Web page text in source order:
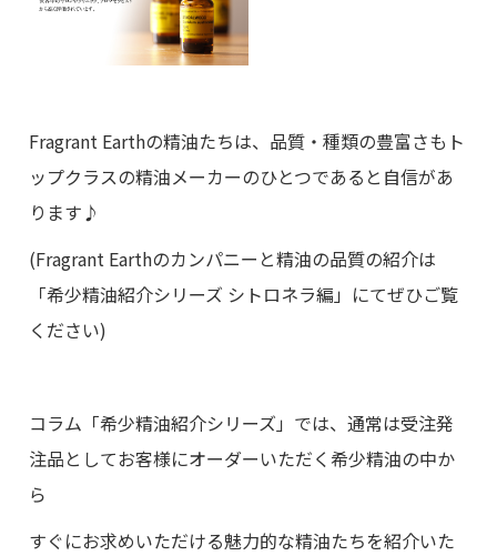
Fragrant Earthの精油たちは、品質・種類の豊富さもト
ップクラスの精油メーカーのひとつであると自信があ
ります♪
(Fragrant Earthのカンパニーと精油の品質の紹介は
「希少精油紹介シリーズ シトロネラ編」 にてぜひご覧
ください)
コラム「希少精油紹介シリーズ」では、通常は受注発
注品としてお客様にオーダーいただく希少精油の中か
ら
すぐにお求めいただける魅力的な精油たちを紹介いた